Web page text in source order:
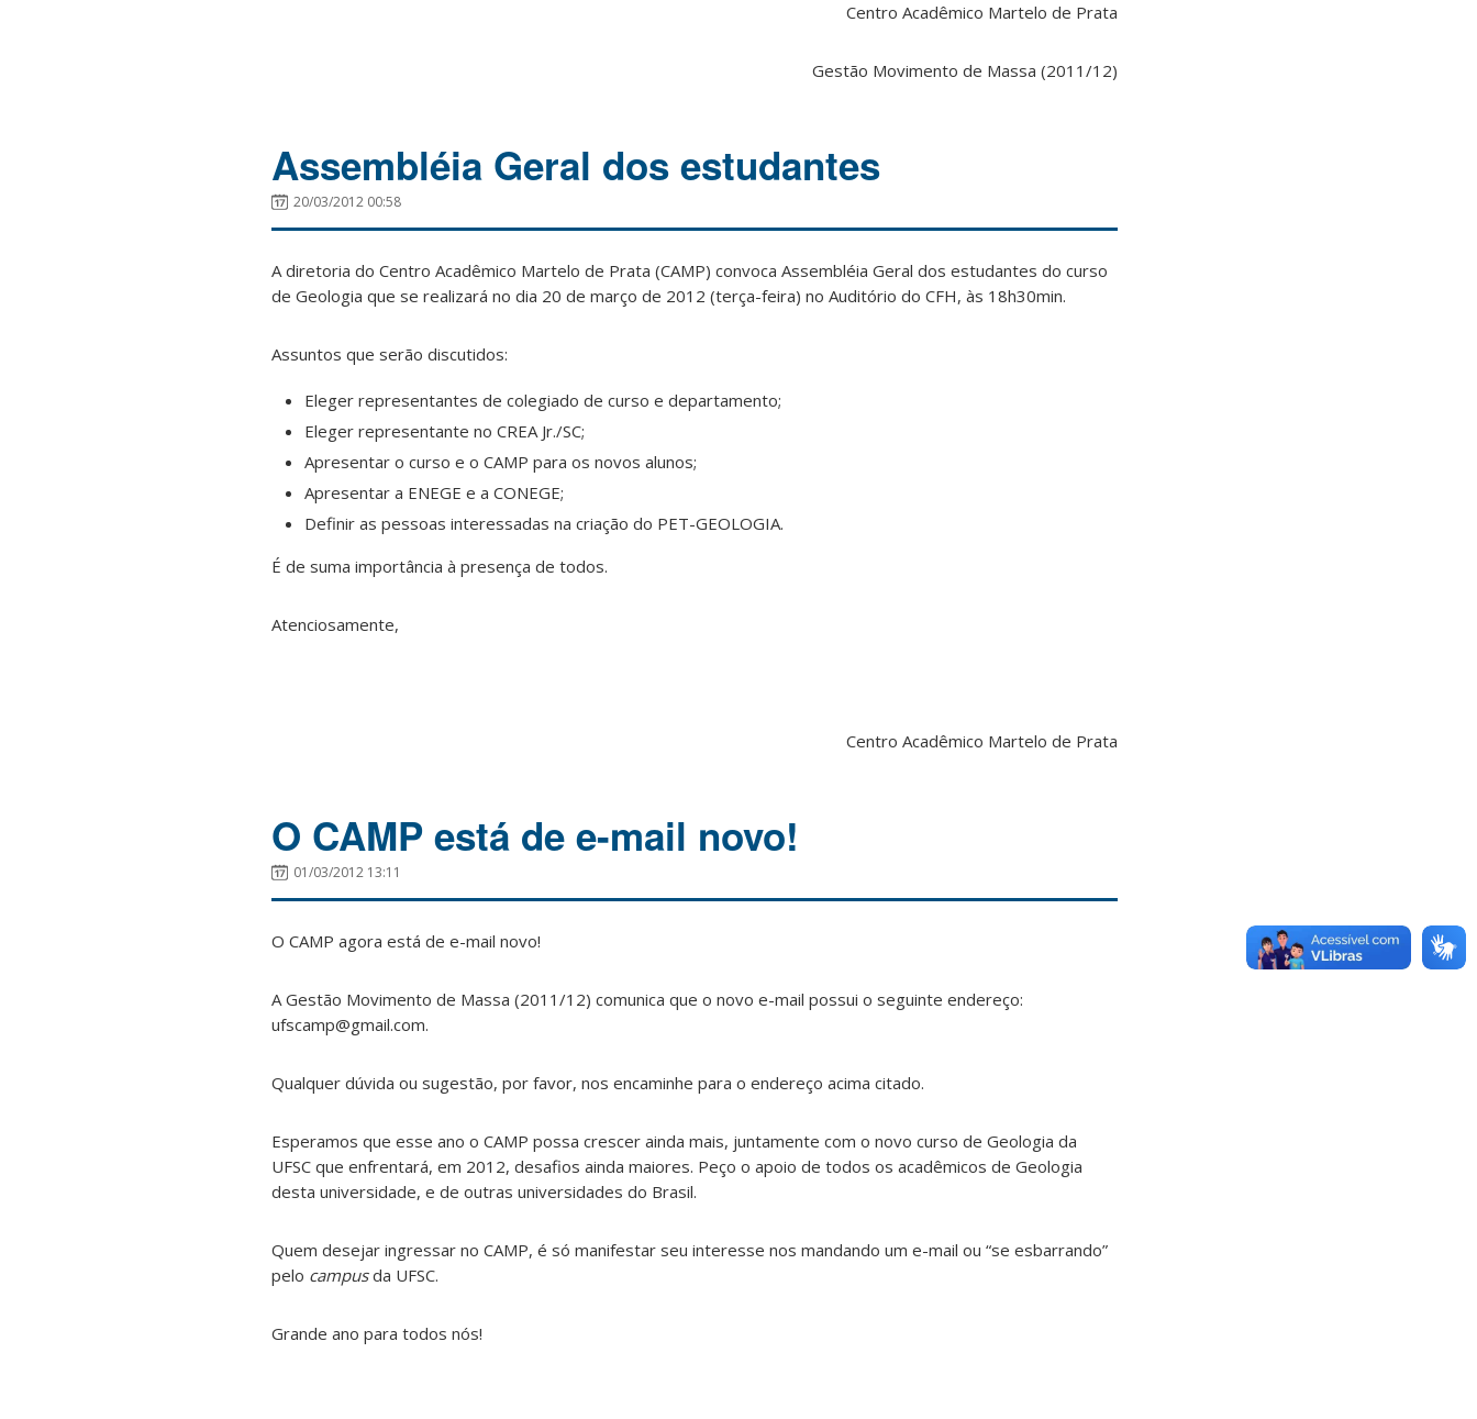
Centro Acadêmico Martelo de Prata
Gestão Movimento de Massa (2011/12)
Assembléia Geral dos estudantes
20/03/2012 00:58
A diretoria do Centro Acadêmico Martelo de Prata (CAMP) convoca Assembléia Geral dos estudantes do curso
de Geologia que se realizará no dia 20 de março de 2012 (terça-feira) no Auditório do CFH, às 18h30min.
Assuntos que serão discutidos:
Eleger representantes de colegiado de curso e departamento;
Eleger representante no CREA Jr./SC;
Apresentar o curso e o CAMP para os novos alunos;
Apresentar a ENEGE e a CONEGE;
Definir as pessoas interessadas na criação do PET-GEOLOGIA.
É de suma importância à presença de todos.
Atenciosamente,
Centro Acadêmico Martelo de Prata
O CAMP está de e-mail novo!
01/03/2012 13:11
O CAMP agora está de e-mail novo!
A Gestão Movimento de Massa (2011/12) comunica que o novo e-mail possui o seguinte endereço:
ufscamp@gmail.com.
Qualquer dúvida ou sugestão, por favor, nos encaminhe para o endereço acima citado.
Esperamos que esse ano o CAMP possa crescer ainda mais, juntamente com o novo curso de Geologia da
UFSC que enfrentará, em 2012, desafios ainda maiores. Peço o apoio de todos os acadêmicos de Geologia
desta universidade, e de outras universidades do Brasil.
Quem desejar ingressar no CAMP, é só manifestar seu interesse nos mandando um e-mail ou “se esbarrando”
pelo campusda UFSC.
Grande ano para todos nós!